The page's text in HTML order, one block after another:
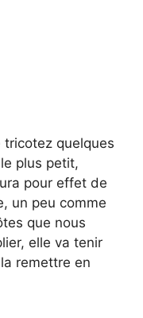
tricotez quelques
plus petit,
pour effet de
un peu comme
que nous
elle va tenir
remettre en